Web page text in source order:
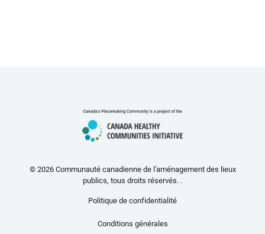
© 2026 Communauté canadienne de l'aménagement des lieux
publics, tous droits réservés. .
Politique de confidentialité
Conditions générales